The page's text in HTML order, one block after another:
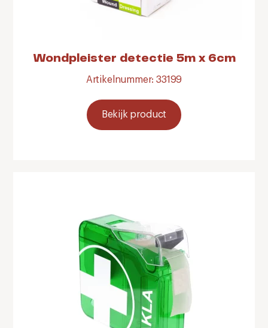
Wondpleister detectie 5m x 6cm
Artikelnummer: 33199
Bekijk product